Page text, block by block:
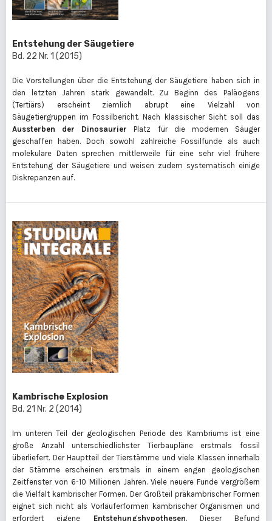
Entstehung der Säugetiere
Bd. 22 Nr. 1 (2015)
Die Vorstellungen über die Entstehung der Säugetiere haben sich in
den letzten Jahren stark gewandelt. Zu Beginn des Paläogens
(Tertiärs) erscheint ziemlich abrupt eine Vielzahl von
Säugetiergruppen im Fossilbericht. Nach klassischer Sicht soll das
Aussterben der Dinosaurier Platz für die modernen Säuger
geschaffen haben. Doch sowohl zahlreiche Fossilfunde als auch
molekulare Daten sprechen mittlerweile für eine sehr viel frühere
Entstehung der Säugetiere und weisen zudem systematisch einige
Diskrepanzen auf.
Kambrische Explosion
Bd. 21 Nr. 2 (2014)
Im unteren Teil der geologischen Periode des Kambriums ist eine
große Anzahl unterschiedlichster Tierbaupläne erstmals fossil
überliefert. Der Hauptteil der Tierstämme und viele Klassen innerhalb
der Stämme erscheinen erstmals in einem engen geologischen
Zeitfenster von 6-10 Millionen Jahren. Viele neuere Funde vergrößern
die Vielfalt kambrischer Formen. Der Großteil präkambrischer Formen
eignet sich nicht als Vorläuferformen kambrischer Organismen und
erfordert eigene Entstehungshypothesen. Dieser Befund